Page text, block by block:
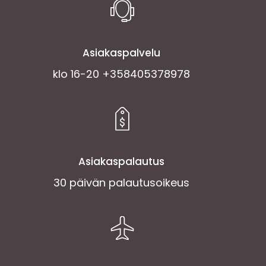
Asiakaspalvelu
klo 16-20 +358405378978
Asiakaspalautus
30 päivän palautusoikeus